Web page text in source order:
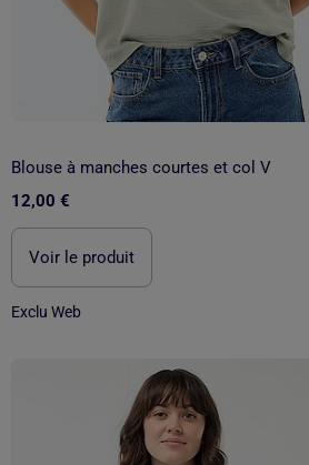
Blouse à manches courtes et col V
12,00 €
Voir le produit
Exclu Web